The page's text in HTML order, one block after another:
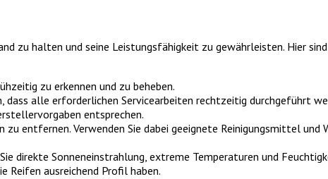
zu halten und seine Leistungsfähigkeit zu gewährleisten. Hier
zu erkennen und zu beheben.
alle erforderlichen Servicearbeiten rechtzeitig durchgeführt
entsprechen.
entfernen. Verwenden Sie dabei geeignete Reinigungsmittel und
direkte Sonneneinstrahlung, extreme Temperaturen und
Reifen ausreichend Profil haben.